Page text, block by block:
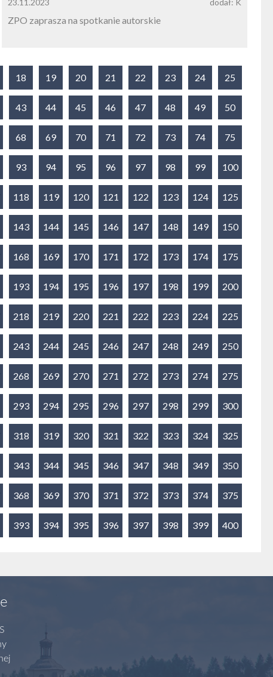
23.11.2023 dodał: K
ZPO zaprasza na spotkanie autorskie
18 19 20 21 22 23 24 25
43 44 45 46 47 48 49 50
68 69 70 71 72 73 74 75
93 94 95 96 97 98 99 100
118 119 120 121 122 123 124 125
143 144 145 146 147 148 149 150
168 169 170 171 172 173 174 175
193 194 195 196 197 198 199 200
218 219 220 221 222 223 224 225
243 244 245 246 247 248 249 250
268 269 270 271 272 273 274 275
293 294 295 296 297 298 299 300
318 319 320 321 322 323 324 325
343 344 345 346 347 348 349 350
368 369 370 371 372 373 374 375
393 394 395 396 397 398 399 400